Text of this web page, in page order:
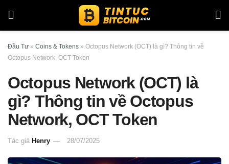
Đầu Tư » Coins & Tokens » Octopus Network (OCT) là gì? Thông tin về
Octopus Network, OCT Token
Octopus Network (OCT) là
gì? Thông tin về Octopus
Network, OCT Token
Tác giả Henry 28/07/2025